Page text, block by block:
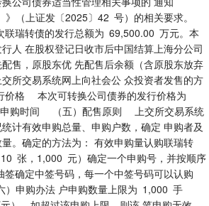
》（上证发〔2025〕42 号）的相关要求。
瑞转债的发行总额为 69,500.00 万元。本
人 在股权登记日收市后中国结算上海分公司
售，原股东优 先配售后余额（含原股东放弃
所交易系统网上向社会公 众投资者发售的方
格 本次可转换公司债券的发行价格为
购时间 （五）配售原则 上交所交易系统
计有效申购总量、申购户数，确定 申购者及
。确定的方法为： 有效申购量认购联瑞转
张，1,000 元）确定一个申购号，并按顺序
确定中签号码，每一个中签号码可以认购
申购办法 户申购数量上限为 1,000 手